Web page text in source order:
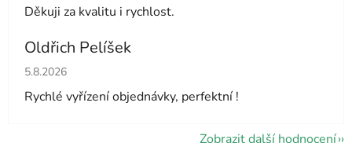
Děkuji za kvalitu i rychlost.
Oldřich Pelíšek
Hodnocení obchodu je 5 z 5 hvězdiček.
5.8.2026
Rychlé vyřízení objednávky, perfektní !
Zobrazit další hodnocení